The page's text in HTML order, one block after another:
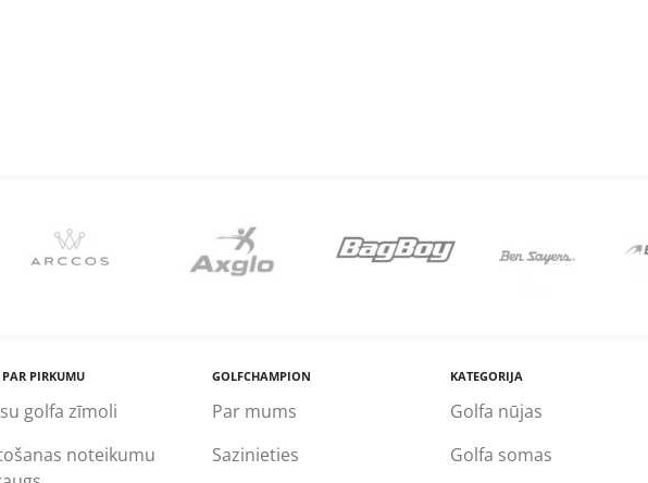
PAR PIRKUMU
golfa zīmoli
noteikumu
GOLFCHAMPION
Par mums
Sazinieties
KATEGORIJA
Golfa nūjas
Golfa somas